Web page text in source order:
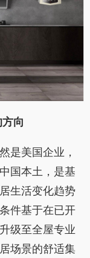
向
是美国企业，
国本土，是基
生活变化趋势
件基于在已开
级至全屋专业
场景的舒适集